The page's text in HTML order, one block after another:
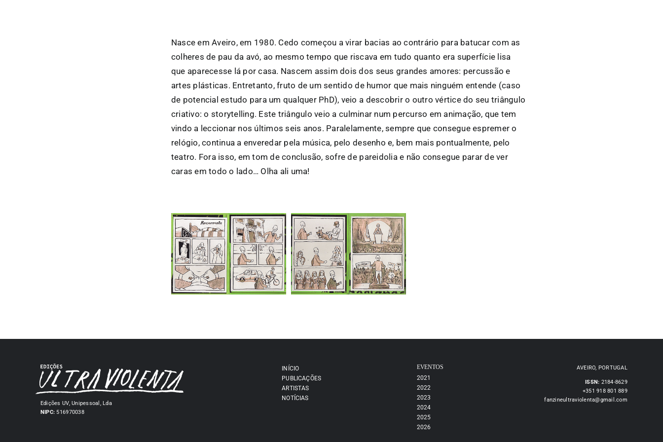
Nasce em Aveiro, em 1980. Cedo começou a virar bacias ao contrário para batucar com as
colheres de pau da avó, ao mesmo tempo que riscava em tudo quanto era superfície lisa
que aparecesse lá por casa. Nascem assim dois dos seus grandes amores: percussão e
artes plásticas. Entretanto, fruto de um sentido de humor que mais ninguém entende (caso
de potencial estudo para um qualquer PhD), veio a descobrir o outro vértice do seu triângulo
criativo: o storytelling. Este triângulo veio a culminar num percurso em animação, que tem
vindo a leccionar nos últimos seis anos. Paralelamente, sempre que consegue espremer o
relógio, continua a enveredar pela música, pelo desenho e, bem mais pontualmente, pelo
teatro. Fora isso, em tom de conclusão, sofre de pareidolia e não consegue parar de ver
caras em todo o lado… Olha ali uma!
Edições UV, Unipessoal, Lda
NIPC: 516970038
INÍCIO
PUBLICAÇÕES
ARTISTAS
NOTÍCIAS
EVENTOS
2021
2022
2023
2024
2025
2026
AVEIRO, PORTUGAL
ISSN: 2184-8629
+351 918 801 889
fanzineultraviolenta@gmail.com